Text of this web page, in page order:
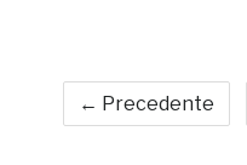
← Precedente